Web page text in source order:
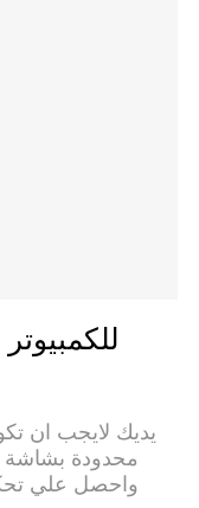
محدودة
واحصل علي